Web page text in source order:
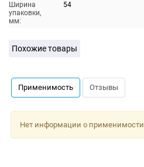
Ширина
упаковки,
мм:
54
Похожие товары
Применимость Отзывы
Нет информации о применимости